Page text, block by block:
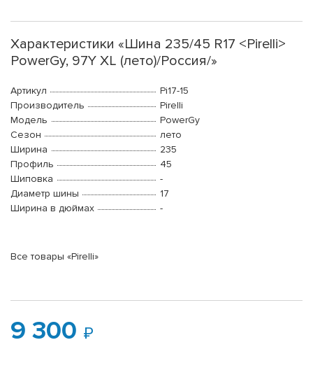
Характеристики «Шина 235/45 R17 <Pirelli>
PowerGy, 97Y XL (лето)/Россия/»
Артикул
Pi17-15
Производитель
Pirelli
Модель
PowerGy
Сезон
лето
Ширина
235
Профиль
45
Шиповка
-
Диаметр шины
17
Ширина в дюймах
-
Все товары «Pirelli»
9 300